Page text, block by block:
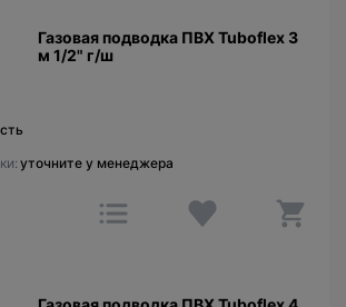
Газовая подводка ПВХ Tuboflex 3
м 1/2" г/ш
уточните у менеджера